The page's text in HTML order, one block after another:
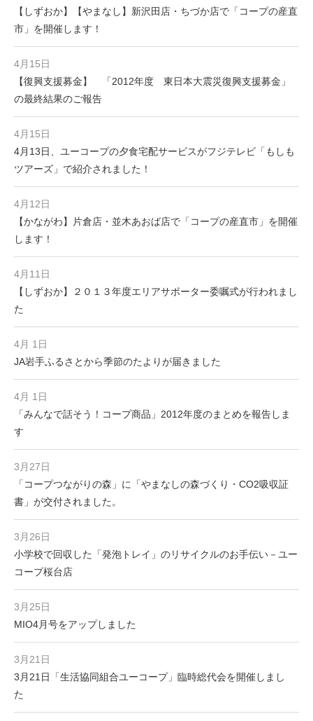
【しずおか】【やまなし】新沢田店・ちづか店で「コープの産直
市」を開催します！
4月15日
【復興支援募金】 「2012年度 東日本大震災復興支援募金」
の最終結果のご報告
4月15日
4月13日、ユーコープの夕食宅配サービスがフジテレビ「もしも
ツアーズ」で紹介されました！
4月12日
【かながわ】片倉店・並木あおば店で「コープの産直市」を開催
します！
4月11日
【しずおか】２０１３年度エリアサポーター委嘱式が行われまし
た
4月 1日
JA岩手ふるさとから季節のたよりが届きました
4月 1日
「みんなで話そう！コープ商品」2012年度のまとめを報告しま
す
3月27日
「コープつながりの森」に「やまなしの森づくり・CO2吸収証
書」が交付されました。
3月26日
小学校で回収した「発泡トレイ」のリサイクルのお手伝い－ユー
コープ桜台店
3月25日
MIO4月号をアップしました
3月21日
3月21日「生活協同組合ユーコープ」臨時総代会を開催しまし
た